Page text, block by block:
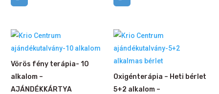
Vörös fény terápia- 10
alkalom –
AJÁNDÉKKÁRTYA
Oxigénterápia – Heti bérlet
5+2 alkalom –